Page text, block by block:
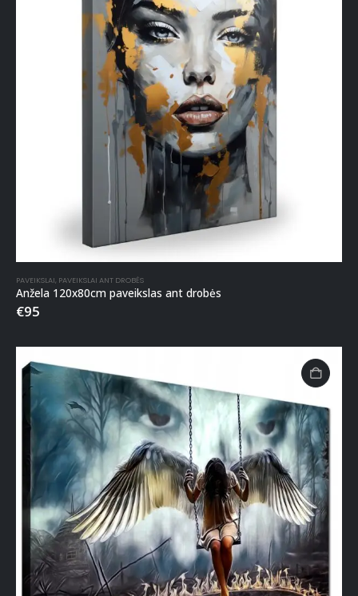
PAVEIKSLAI, PAVEIKSLAI ANT DROBĖS
Anžela 120x80cm paveikslas ant drobės
€95